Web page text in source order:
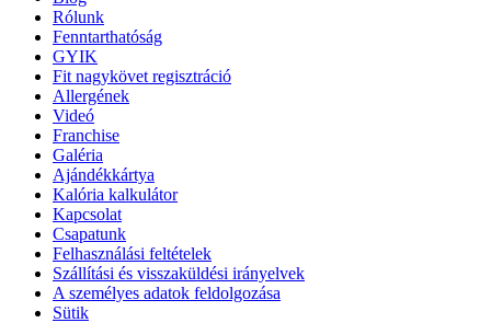
Rólunk
Fenntarthatóság
GYIK
Fit nagykövet regisztráció
Allergének
Videó
Franchise
Galéria
Ajándékkártya
Kalória kalkulátor
Kapcsolat
Csapatunk
Felhasználási feltételek
Szállítási és visszaküldési irányelvek
A személyes adatok feldolgozása
Sütik